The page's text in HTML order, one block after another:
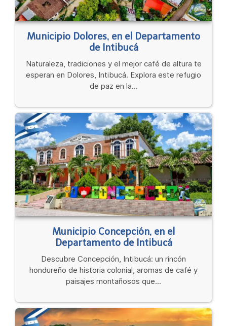
Municipio Dolores, en el Departamento
de Intibucá
Naturaleza, tradiciones y el mejor café de altura te
esperan en Dolores, Intibucá. Explora este refugio
de paz en la...
Municipio Concepción, en el
Departamento de Intibucá
Descubre Concepción, Intibucá: un rincón
hondureño de historia colonial, aromas de café y
paisajes montañosos que...